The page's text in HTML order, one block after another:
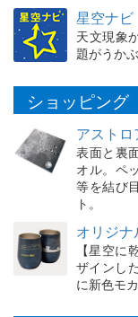
星空ナビ
天文現象
題がうか
ショッピング
アスト
表面と裏
オル。ペ
等を結び
ト。
オリジ
【星空に
ザインし
に新色モ